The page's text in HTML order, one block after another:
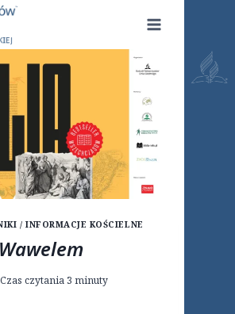
/ INFORMACJE KOŚCIELNE
Czas czytania 3 minuty